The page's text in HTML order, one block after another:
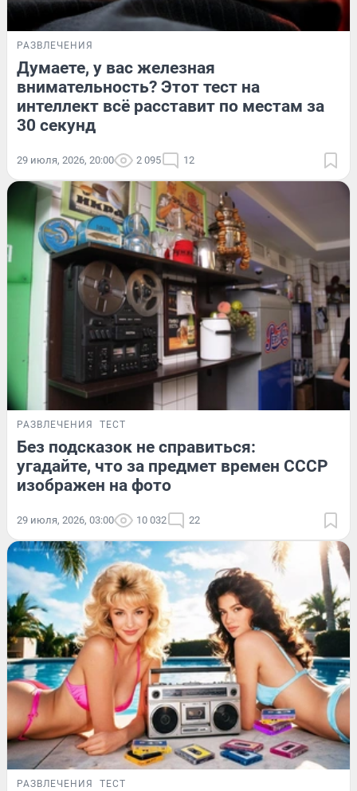
РАЗВЛЕЧЕНИЯ
Думаете, у вас железная
внимательность? Этот тест на
интеллект всё расставит по местам за
30 секунд
29 июля, 2026, 20:00 2 095 12
РАЗВЛЕЧЕНИЯ ТЕСТ
Без подсказок не справиться:
угадайте, что за предмет времен СССР
изображен на фото
29 июля, 2026, 03:00 10 032 22
РАЗВЛЕЧЕНИЯ ТЕСТ